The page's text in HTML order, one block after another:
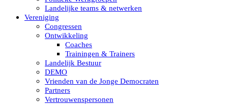
Landelijke teams & netwerken
Vereniging
Congressen
Ontwikkeling
Coaches
Trainingen & Trainers
Landelijk Bestuur
DEMO
Vrienden van de Jonge Democraten
Partners
Vertrouwenspersonen